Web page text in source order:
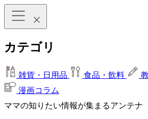
カテゴリ
雑貨・日用品 食品・飲料
漫画コラム
ママの知りたい情報が集まるアンテナ